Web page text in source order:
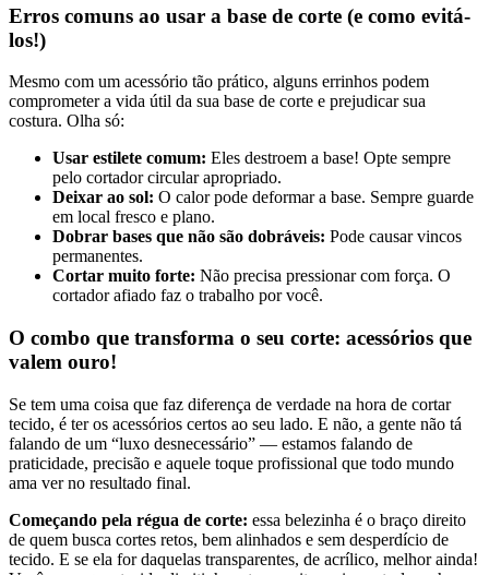
Erros comuns ao usar a base de corte (e como evitá-
los!)
Mesmo com um acessório tão prático, alguns errinhos podem
comprometer a vida útil da sua base de corte e prejudicar sua
costura. Olha só:
Usar estilete comum: Eles destroem a base! Opte sempre
pelo cortador circular apropriado.
Deixar ao sol: O calor pode deformar a base. Sempre guarde
em local fresco e plano.
Dobrar bases que não são dobráveis: Pode causar vincos
permanentes.
Cortar muito forte: Não precisa pressionar com força. O
cortador afiado faz o trabalho por você.
O combo que transforma o seu corte: acessórios que
valem ouro!
Se tem uma coisa que faz diferença de verdade na hora de cortar
tecido, é ter os acessórios certos ao seu lado. E não, a gente não tá
falando de um “luxo desnecessário” — estamos falando de
praticidade, precisão e aquele toque profissional que todo mundo
ama ver no resultado final.
Começando pela régua de corte: essa belezinha é o braço direito
de quem busca cortes retos, bem alinhados e sem desperdício de
tecido. E se ela for daquelas transparentes, de acrílico, melhor ainda!